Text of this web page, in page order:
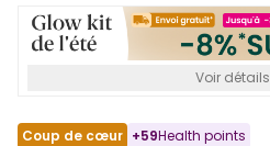
Voir détails
Coup de cœur +59Health points